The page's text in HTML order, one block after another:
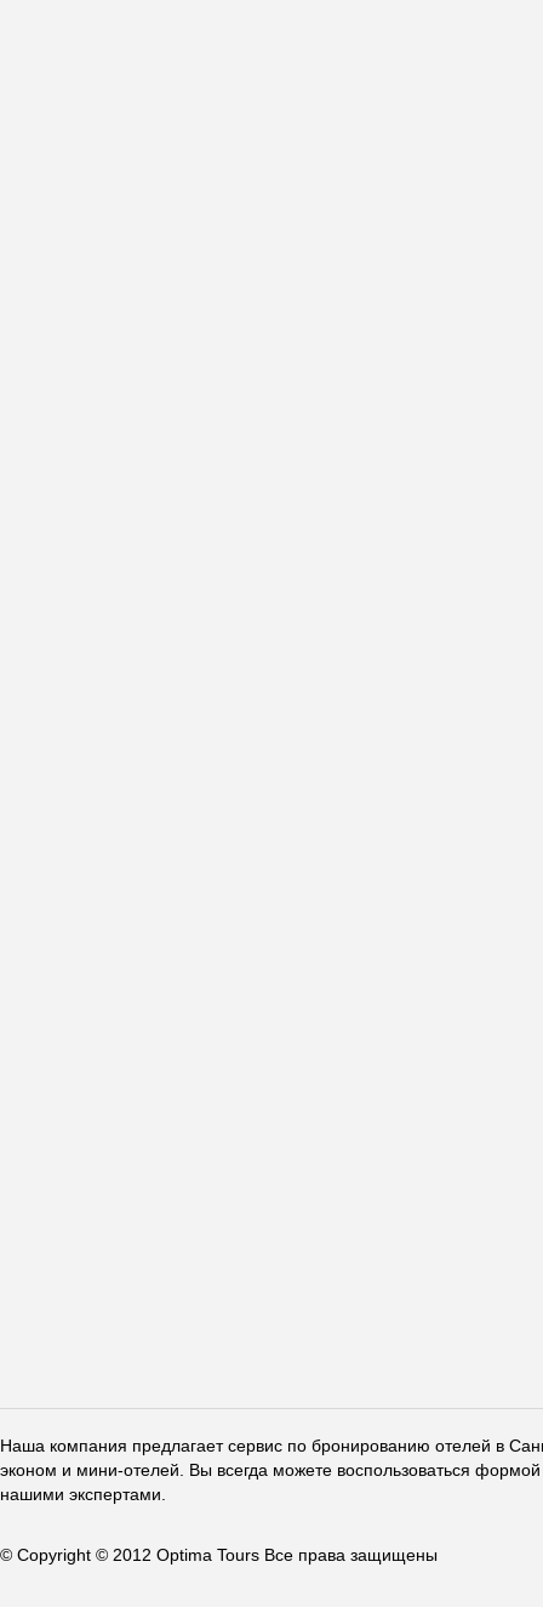
Наша компания предлагает сервис по бронированию отелей в
эконом и мини-отелей. Вы всегда можете воспользоваться
нашими экспертами.
© Copyright © 2012 Optima Tours Все права защищены